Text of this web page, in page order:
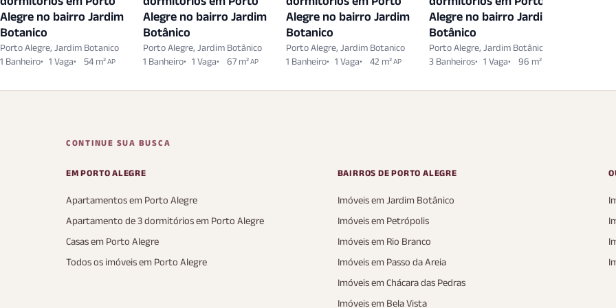
Alegre no bairro Jardim
Botanico
Porto Alegre, Jardim Botanico
1 Banheiro
1 Vaga 54 m²AP
Alegre no bairro Jardim
Botânico
Porto Alegre, Jardim Botânico
1 Banheiro
1 Vaga 67 m²AP
Alegre no bairro Jardim
Botanico
Porto Alegre, Jardim Botanico
1 Banheiro
1 Vaga 42 m²AP
Alegre no bairro Jardim
Botânico
Porto Alegre, Jardim Botânico
3 Banheiros
1 Vaga 96 m²
CONTINUE SUA BUSCA
EM PORTO ALEGRE
Apartamentos em Porto Alegre
Apartamento de 3 dormitórios em Porto Alegre
Casas em Porto Alegre
Todos os imóveis em Porto Alegre
BAIRROS DE PORTO ALEGRE
Imóveis em Jardim Botânico
Imóveis em Petrópolis
Imóveis em Rio Branco
Imóveis em Passo da Areia
Imóveis em Chácara das Pedras
Imóveis em Bela Vista